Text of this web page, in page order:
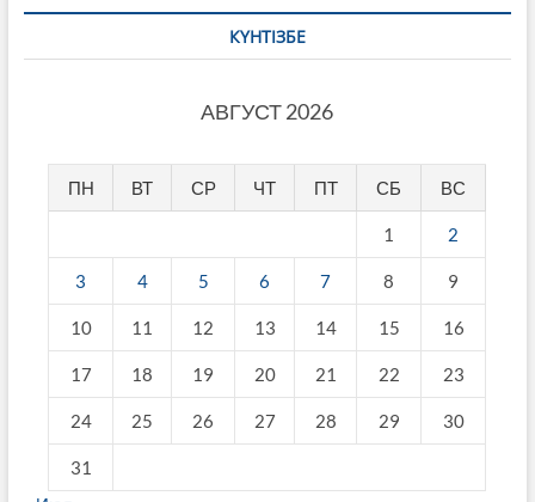
КҮНТІЗБЕ
АВГУСТ 2026
ПН ВТ СР ЧТ ПТ СБ ВС
1 2
3 4 5 6 7 8 9
10 11 12 13 14 15 16
17 18 19 20 21 22 23
24 25 26 27 28 29 30
31